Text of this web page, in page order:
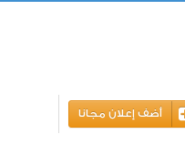
أضف إعلان مجانا